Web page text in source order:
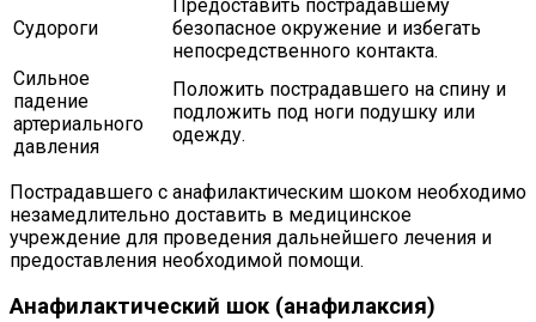
Судороги
Предоставить пострадавшему
безопасное окружение и избегать
непосредственного контакта.
Сильное
падение
артериального
давления
Положить пострадавшего на спину и
подложить под ноги подушку или
одежду.
Пострадавшего с анафилактическим шоком необходимо
незамедлительно доставить в медицинское
учреждение для проведения дальнейшего лечения и
предоставления необходимой помощи.
Анафилактический шок (анафилаксия)